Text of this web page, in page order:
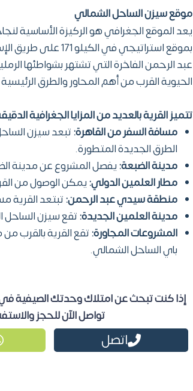
موقعسيزن الساحل الشمالي
يعد الموقع الجغرافي هو الركيزة الأساسية
بموقع استراتيجي
عبد الرحمن الفاخرة التي تشتهر بشواطئها
الحيوية القرب من أهم المحاور والطرق
تتميز القرية بالعديد من المزايا الجغرافية
مسافة السفر من القاهرة:تبعد سيزن
الطرق الجديدة المتطورة.
مدينة الضبعة:يفصل المشروع عن مدينة
مطار العلمين الدولي:يمكن الوصول من
منطقة سيدي عبد الرحمن:تبتعد القرية
مدينة العلمين الجديدة:تقع سيزن
المشروعات المجاورة:تقع القرية بالقرب
باي الساحل الشمالي.
إذا كنت تبحث عن امتلاك وحدتك الصيفية
تواصل الآن للحجز والاستفسار عبر
اتصل